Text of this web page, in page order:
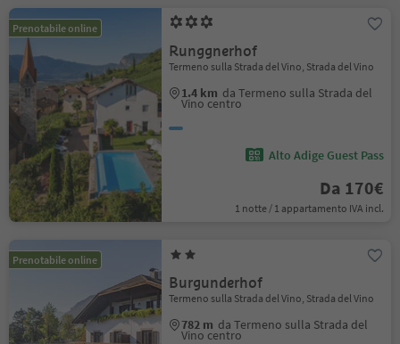
Prenotabile online
Runggnerhof
Termeno sulla Strada del Vino, Strada del Vino
1.4 km da Termeno sulla Strada del
Vino centro
Alto Adige Guest Pass
Da 170€
1 notte / 1 appartamento IVA incl.
Prenotabile online
Burgunderhof
Termeno sulla Strada del Vino, Strada del Vino
782 m da Termeno sulla Strada del
Vino centro